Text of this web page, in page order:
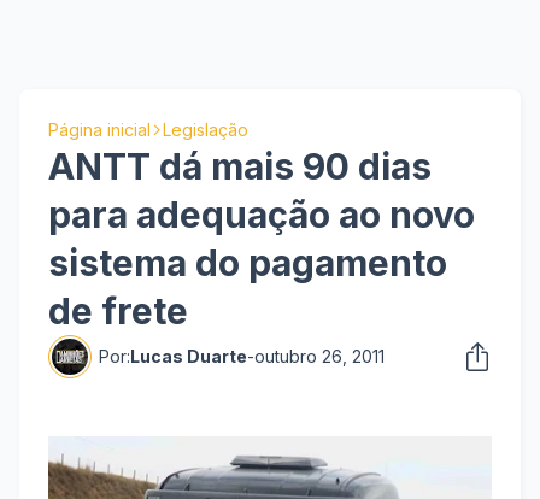
Página inicial Legislação
ANTT dá mais 90 dias
para adequação ao novo
sistema do pagamento
de frete
Por:Lucas Duarte-outubro 26, 2011